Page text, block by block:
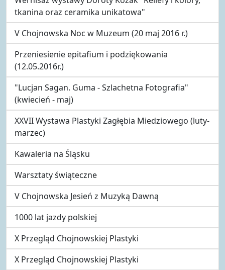
tkanina oraz ceramika unikatowa"
V Chojnowska Noc w Muzeum (20 maj 2016 r.)
Przeniesienie epitafium i podziękowania
(12.05.2016r.)
"Lucjan Sagan. Guma - Szlachetna Fotografia"
(kwiecień - maj)
XXVII Wystawa Plastyki Zagłębia Miedziowego (luty-
marzec)
Kawaleria na Śląsku
Warsztaty świąteczne
V Chojnowska Jesień z Muzyką Dawną
1000 lat jazdy polskiej
X Przegląd Chojnowskiej Plastyki
X Przegląd Chojnowskiej Plastyki